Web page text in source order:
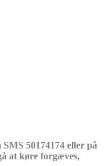
50174174 eller på
at køre forgæves,